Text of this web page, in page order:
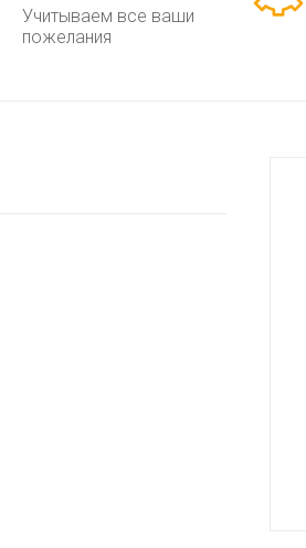
Учитываем все ваши
пожелания